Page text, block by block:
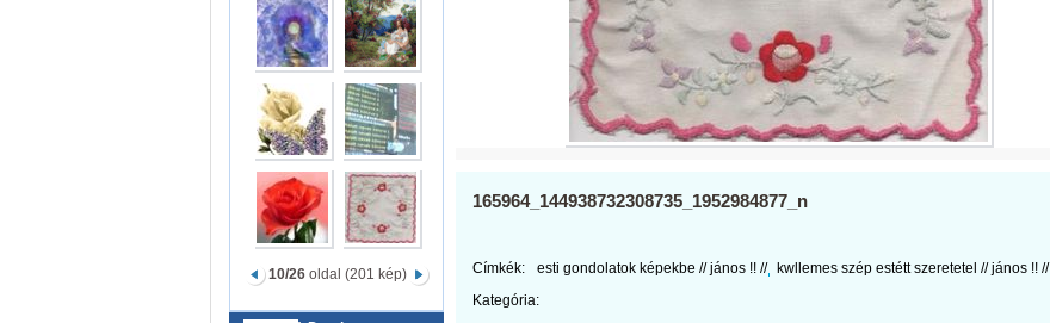
10/26 oldal (201 kép)
165964_144938732308735_1952984877_n
Címkék: esti gondolatok képekbe // jános !! //
kwllemes szép estétt szeretetel // jános !! //
Kategória: